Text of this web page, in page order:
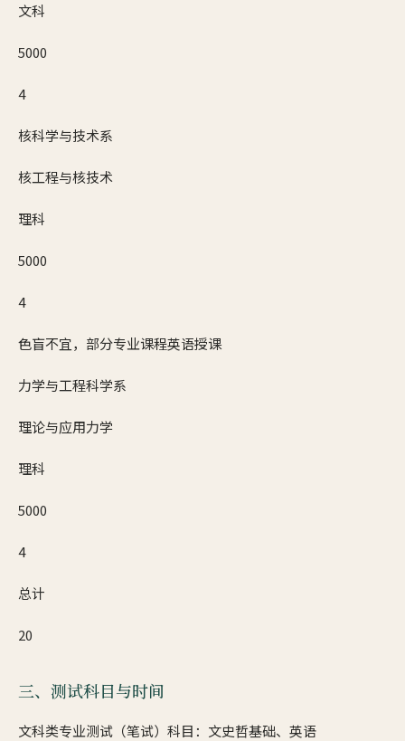
文科
5000
4
核科学与技术系
核工程与核技术
理科
5000
4
色盲不宜，部分专业课程英语授课
力学与工程科学系
理论与应用力学
理科
5000
4
总计
20
三、测试科目与时间
文科类专业测试（笔试）科目：文史哲基础、英语